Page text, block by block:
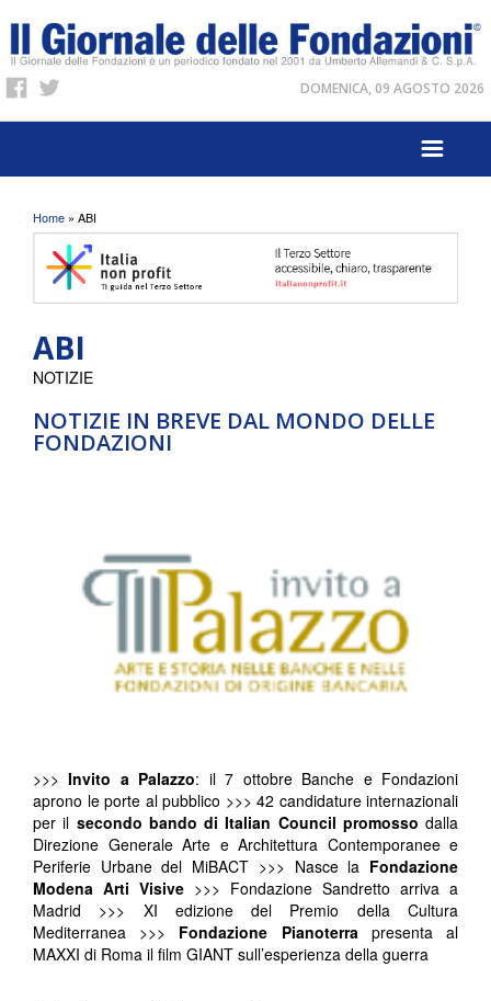
DOMENICA, 09 AGOSTO 2026
Tu sei qui
Home » ABI
ABI
NOTIZIE IN BREVE DAL MONDO DELLE
FONDAZIONI
NOTIZIE
>>> Invito a Palazzo: il 7 ottobre Banche e Fondazioni
aprono le porte al pubblico >>> 42 candidature internazionali
per il secondo bando di Italian Council promosso dalla
Direzione Generale Arte e Architettura Contemporanee e
Periferie Urbane del MiBACT >>> Nasce la Fondazione
Modena Arti Visive >>> Fondazione Sandretto arriva a
Madrid >>> XI edizione del Premio della Cultura
Mediterranea >>> Fondazione Pianoterra presenta al
MAXXI di Roma il film GIANT sull’esperienza della guerra